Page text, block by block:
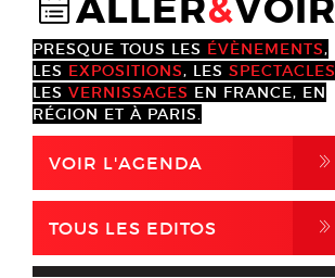
@ALLER&VOIR
PRESQUE TOUS LES ÉVÈNEMENTS,
LES EXPOSITIONS, LES SPECTACLES
LES VERNISSAGES EN FRANCE, EN
RÉGION ET À PARIS.
VOIR L'AGENDA ,
TOUS LES EDITOS ,